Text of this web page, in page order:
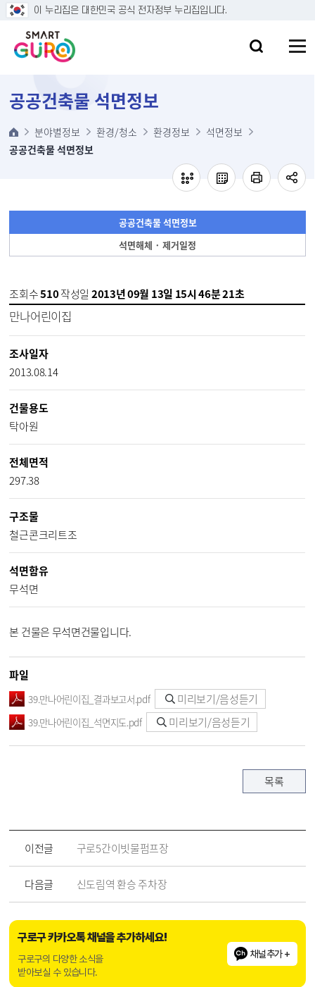
본문 바로가기
이 누리집은 대한민국 공식 전자정부 누리집입니다.
공공건축물 석면정보
분야별정보 환경/청소 환경정보
석면정보
공공건축물 석면정보
공공건축물 석면정보
석면해체 · 제거일정
조회수510작성일 2013년 09월 13일 15시 46분 21초
만나어린이집
조사일자
2013.08.14
건물용도
탁아원
전체면적
297.38
구조물
철근콘크리트조
석면함유
무석면
본 건물은 무석면건물입니다.
파일
39.만나어린이집_결과보고서.pdf 미리보기/음성듣기
39.만나어린이집_석면지도.pdf 미리보기/음성듣기
목록
이전글 구로5간이빗물펌프장
다음글 신도림역 환승 주차장
구로구 카카오톡 채널을 추가하세요!
구로구의 다양한 소식을
받아보실 수 있습니다.
채널추가 +